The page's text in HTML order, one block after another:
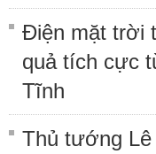
Điện mặt trời
quả tích cực
Tĩnh
Thủ tướng Lê